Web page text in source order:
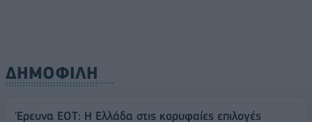
ΔΗΜΟΦΙΛΗ
Έρευνα ΕΟΤ: Η Ελλάδα στις κορυφαίες επιλογές